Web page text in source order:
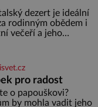
dezert je ideální
rodinným obědem i
večeří a jeho
piškotů 250 ml
posypání Postup:
pro radost
o papouškovi?
by mohla vadit jeho